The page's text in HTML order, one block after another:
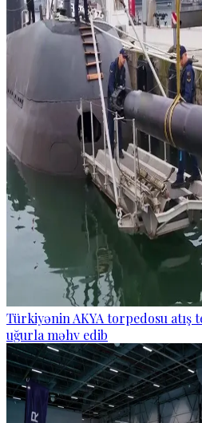
Türkiyənin AKYA torpedosu atış
uğurla məhv edib